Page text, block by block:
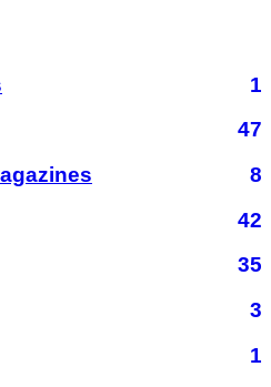
1
47
8
42
35
3
1